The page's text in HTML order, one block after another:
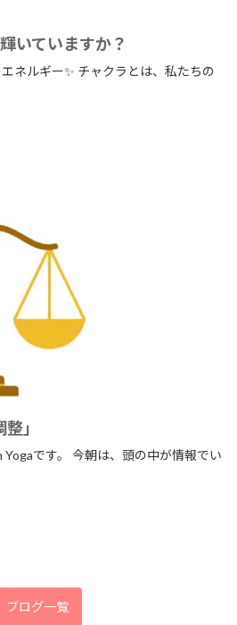
いていますか？
ネルギー✨ チャクラとは、私たちの
」
です。 今朝は、頭の中が情報でい
ブログ一覧